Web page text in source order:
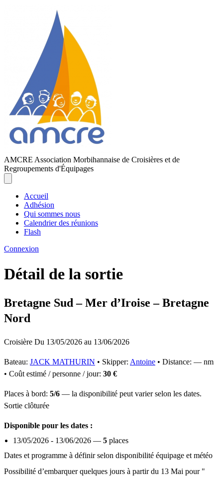
AMCRE Association Morbihannaise de Croisières et de
Regroupements d'Équipages
Accueil
Adhésion
Qui sommes nous
Calendrier des réunions
Flash
Connexion
Détail de la sortie
Bretagne Sud – Mer d’Iroise – Bretagne
Nord
Croisière Du 13/05/2026 au 13/06/2026
Bateau: JACK MATHURIN • Skipper: Antoine • Distance: — nm
• Coût estimé / personne / jour: 30 €
Places à bord: 5/6 — la disponibilité peut varier selon les dates.
Sortie clôturée
Disponible pour les dates :
13/05/2026 - 13/06/2026 — 5 places
Dates et programme à définir selon disponibilité équipage et météo
Possibilité d’embarquer quelques jours à partir du 13 Mai pour "